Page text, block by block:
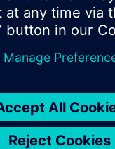
possono variare
privacy